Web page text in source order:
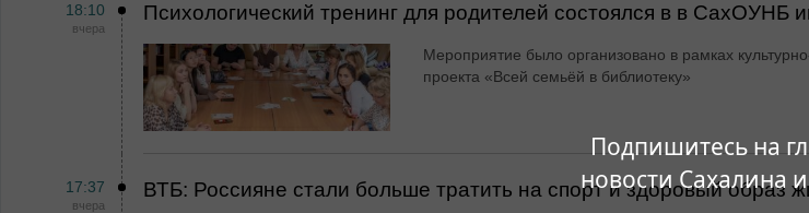
Подпишитесь на
новости Сахалина
18:10
вчера
Психологический тренинг для родителей состоялся в в СахОУНБ
Мероприятие было организовано в рамках
проекта «Всей семьёй в библиотеку»
17:37
вчера
ВТБ: Россияне стали больше тратить на спорт и здоровый образ